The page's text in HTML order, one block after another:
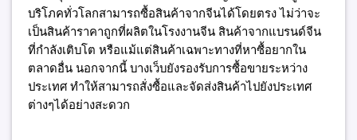
บริโภคทั่วโลกสามารถซื้อสินค้าจากจีนได้โดยตรง ไม่ว่าจะ
เป็นสินค้าราคาถูกที่ผลิตในโรงงานจีน สินค้าจากแบรนด์จีน
ที่กำลังเติบโต หรือแม้แต่สินค้าเฉพาะทางที่หาซื้อยากใน
ตลาดอื่น นอกจากนี้ บางเว็บยังรองรับการซื้อขายระหว่าง
ประเทศ ทำให้สามารถสั่งซื้อและจัดส่งสินค้าไปยังประเทศ
ต่างๆได้อย่างสะดวก